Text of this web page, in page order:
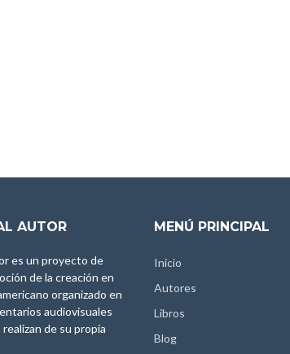
AUTOR
es un proyecto de
de la creación en
organizado en
audiovisuales
de su propia
MENÚ PRINCIPAL
Inicio
Autores
Libros
Blog